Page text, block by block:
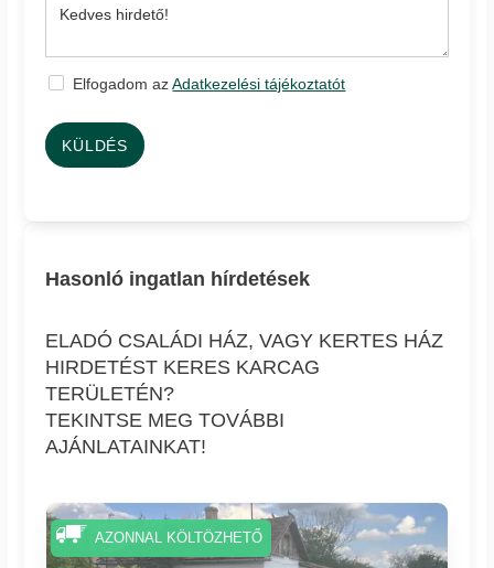
Elfogadom azAdatkezelési tájékoztatót
KÜLDÉS
Hasonló ingatlan hírdetések
ELADÓ CSALÁDI HÁZ, VAGY KERTES HÁZ
HIRDETÉST KERES KARCAG
TERÜLETÉN?
TEKINTSE MEG TOVÁBBI
AJÁNLATAINKAT!
AZONNAL KÖLTÖZHETŐ